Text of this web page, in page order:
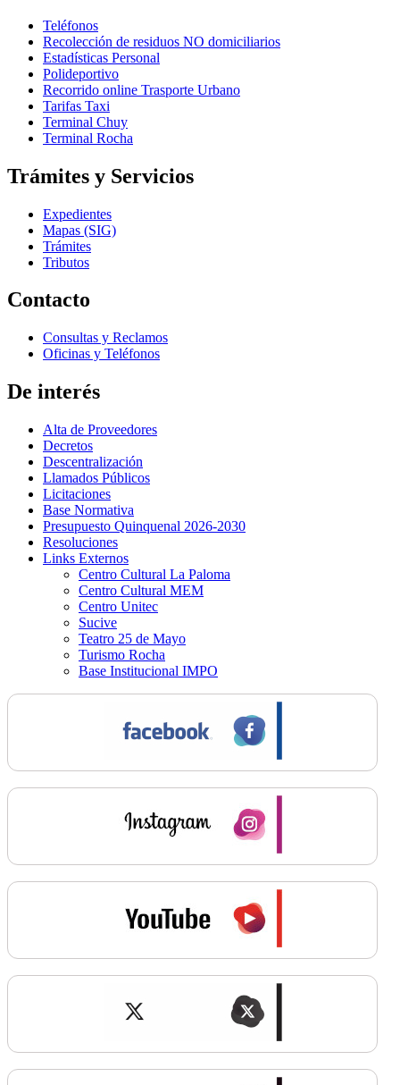
Teléfonos
Recolección de residuos NO domiciliarios
Estadísticas Personal
Polideportivo
Recorrido online Trasporte Urbano
Tarifas Taxi
Terminal Chuy
Terminal Rocha
Trámites y Servicios
Expedientes
Mapas (SIG)
Trámites
Tributos
Contacto
Consultas y Reclamos
Oficinas y Teléfonos
De interés
Alta de Proveedores
Decretos
Descentralización
Llamados Públicos
Licitaciones
Base Normativa
Presupuesto Quinquenal 2026-2030
Resoluciones
Links Externos
Centro Cultural La Paloma
Centro Cultural MEM
Centro Unitec
Sucive
Teatro 25 de Mayo
Turismo Rocha
Base Institucional IMPO